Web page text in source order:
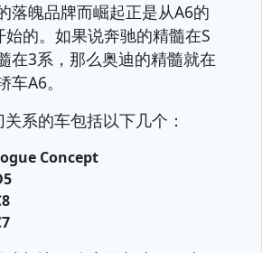
落魄品牌而崛起正是从A6的
的。如果说奔驰的精髓在S
在3系，那么奥迪的精髓就在
A6。
系的车包括以下几个：
Concept